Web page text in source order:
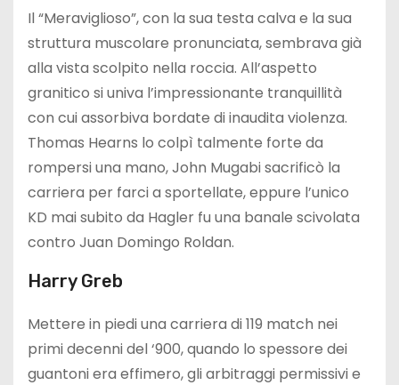
Il “Meraviglioso”, con la sua testa calva e la sua
struttura muscolare pronunciata, sembrava già
alla vista scolpito nella roccia. All’aspetto
granitico si univa l’impressionante tranquillità
con cui assorbiva bordate di inaudita violenza.
Thomas Hearns lo colpì talmente forte da
rompersi una mano, John Mugabi sacrificò la
carriera per farci a sportellate, eppure l’unico
KD mai subito da Hagler fu una banale scivolata
contro Juan Domingo Roldan.
Harry Greb
Mettere in piedi una carriera di 119 match nei
primi decenni del ‘900, quando lo spessore dei
guantoni era effimero, gli arbitraggi permissivi e